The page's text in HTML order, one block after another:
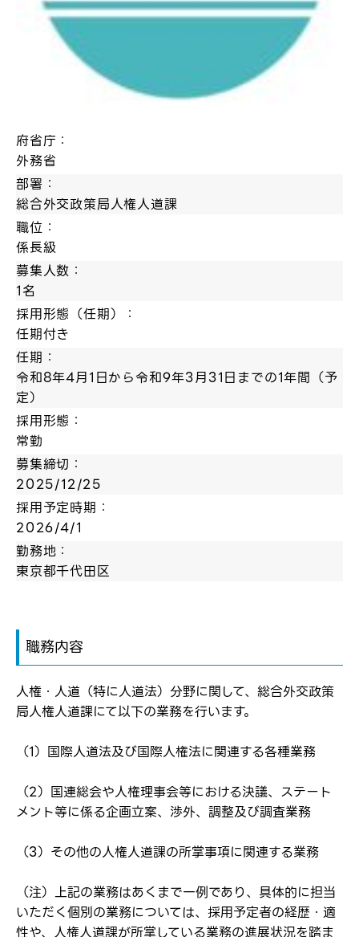
弊社ホームページの求人票をみて
応募した方へ
お気に入り登録にはログインが必要です
メールアドレス
パスワード
府省庁：
外務省
部署：
総合外交政策局人権人道課
職位：
係長級
募集人数：
1名
採用形態（任期）：
任期付き
任期：
令和8年4月1日から令和9年3月31日までの1年間（予
定）
採用形態：
常勤
募集締切：
2025/12/25
採用予定時期：
2026/4/1
勤務地：
東京都千代田区
職務内容
人権・人道（特に人道法）分野に関して、総合外交政策
局人権人道課にて以下の業務を行います。
（1）国際人道法及び国際人権法に関連する各種業務
（2）国連総会や人権理事会等における決議、ステート
メント等に係る企画立案、渉外、調整及び調査業務
（3）その他の人権人道課の所掌事項に関連する業務
（注）上記の業務はあくまで一例であり、具体的に担当
いただく個別の業務については、採用予定者の経歴・適
性や、人権人道課が所掌している業務の進展状況を踏ま